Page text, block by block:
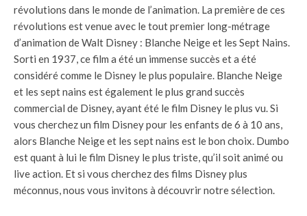
révolutions dans le monde de l’animation. La première de ces
révolutions est venue avec le tout premier long-métrage
d’animation de Walt Disney : Blanche Neige et les Sept Nains.
Sorti en 1937, ce film a été un immense succès et a été
considéré comme le Disney le plus populaire. Blanche Neige
et les sept nains est également le plus grand succès
commercial de Disney, ayant été le film Disney le plus vu. Si
vous cherchez un film Disney pour les enfants de 6 à 10 ans,
alors Blanche Neige et les sept nains est le bon choix. Dumbo
est quant à lui le film Disney le plus triste, qu’il soit animé ou
live action. Et si vous cherchez des films Disney plus
méconnus, nous vous invitons à découvrir notre sélection.